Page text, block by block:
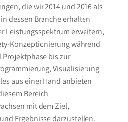
die wir 2014 und 2016 als
dessen Branche erhalten
Leistungsspektrum erweitern,
Konzeptionierung während
bis zur
Visualisierung
aus einer Hand anbieten
Bereich
mit dem Ziel,
Ergebnisse darzustellen.